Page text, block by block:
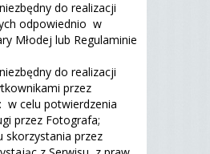
do realizacji
odpowiednio w
Młodej lub Regulaminie
do realizacji
przez
w celu potwierdzenia
przez Fotografa;
skorzystania przez